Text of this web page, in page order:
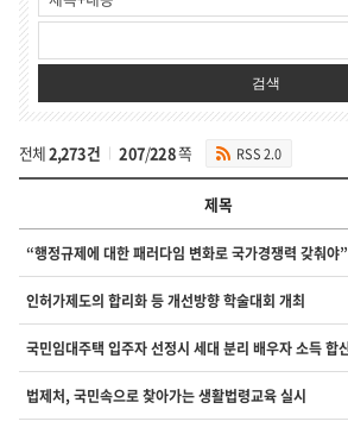
검색
전체2,273건 207/228쪽 RSS 2.0
자
료
의
번
호,
제
목,
제목
“행정규제에 대한 패러다임 변화로 국가경쟁력 갖춰야”
인허가제도의 합리화 등 개선방향 학술대회 개최
법제처, 국민속으로 찾아가는 생활법령교육 실시